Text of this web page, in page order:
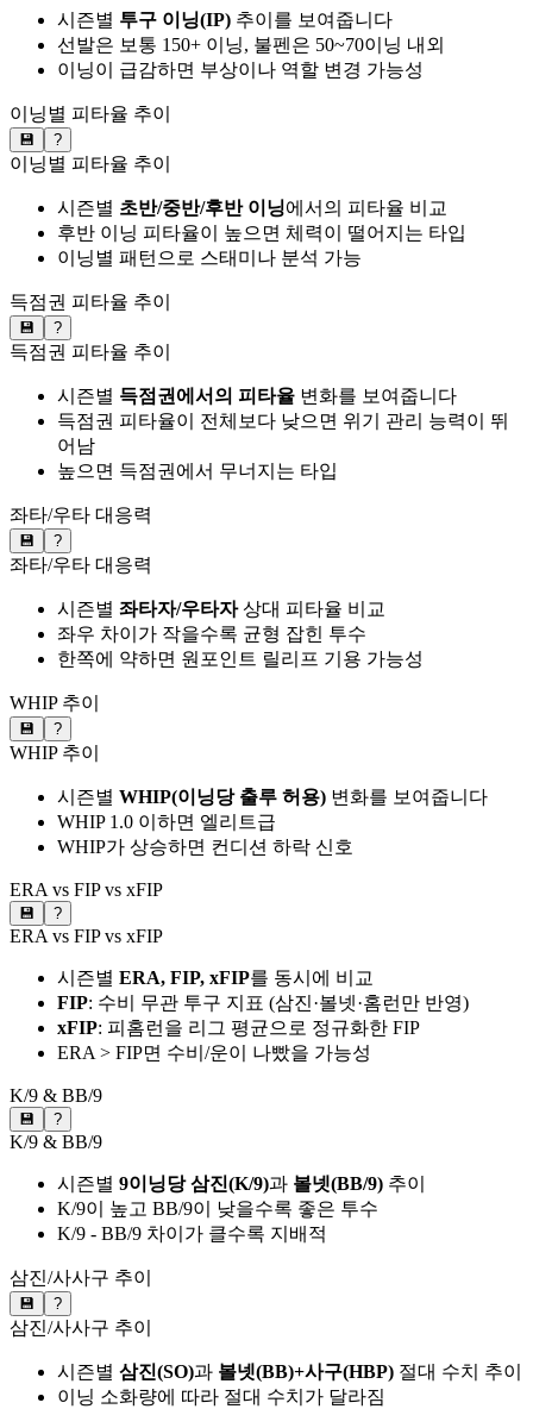
시즌별 투구 이닝(IP) 추이를 보여줍니다
선발은 보통 150+ 이닝, 불펜은 50~70이닝 내외
이닝이 급감하면 부상이나 역할 변경 가능성
이닝별 피타율 추이
💾 ?
이닝별 피타율 추이
시즌별 초반/중반/후반 이닝에서의 피타율 비교
후반 이닝 피타율이 높으면 체력이 떨어지는 타입
이닝별 패턴으로 스태미나 분석 가능
득점권 피타율 추이
💾 ?
득점권 피타율 추이
시즌별 득점권에서의 피타율 변화를 보여줍니다
득점권 피타율이 전체보다 낮으면 위기 관리 능력이 뛰
어남
높으면 득점권에서 무너지는 타입
좌타/우타 대응력
💾 ?
좌타/우타 대응력
시즌별 좌타자/우타자상대 피타율 비교
좌우 차이가 작을수록 균형 잡힌 투수
한쪽에 약하면 원포인트 릴리프 기용 가능성
WHIP 추이
💾 ?
WHIP 추이
시즌별 WHIP(이닝당 출루 허용) 변화를 보여줍니다
WHIP 1.0 이하면 엘리트급
WHIP가 상승하면 컨디션 하락 신호
ERA vs FIP vs xFIP
💾 ?
ERA vs FIP vs xFIP
시즌별 ERA, FIP, xFIP를 동시에 비교
FIP: 수비 무관 투구 지표 (삼진·볼넷·홈런만 반영)
xFIP: 피홈런을 리그 평균으로 정규화한 FIP
ERA > FIP면 수비/운이 나빴을 가능성
K/9 & BB/9
💾 ?
K/9 & BB/9
시즌별 9이닝당 삼진(K/9)과 볼넷(BB/9) 추이
K/9이 높고 BB/9이 낮을수록 좋은 투수
K/9 - BB/9 차이가 클수록 지배적
삼진/사사구 추이
💾 ?
삼진/사사구 추이
시즌별 삼진(SO)과 볼넷(BB)+사구(HBP) 절대 수치 추이
이닝 소화량에 따라 절대 수치가 달라짐